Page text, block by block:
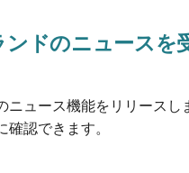
ンドのニュースを
ニュース機能をリリース
認できます。